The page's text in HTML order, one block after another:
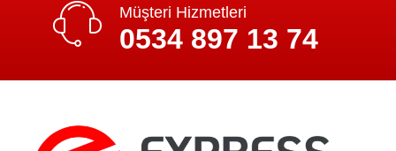
Müşteri Hizmetleri
0534 897 13 74